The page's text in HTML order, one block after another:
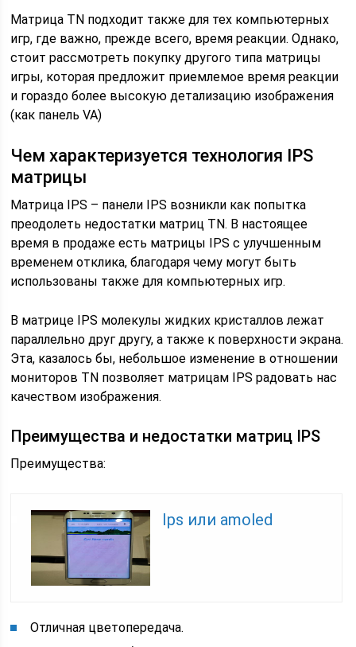
Матрица TN подходит также для тех компьютерных
игр, где важно, прежде всего, время реакции. Однако,
стоит рассмотреть покупку другого типа матрицы
игры, которая предложит приемлемое время реакции
и гораздо более высокую детализацию изображения
(как панель VA)
Чем характеризуется технология IPS
матрицы
Матрица IPS – панели IPS возникли как попытка
преодолеть недостатки матриц TN. В настоящее
время в продаже есть матрицы IPS с улучшенным
временем отклика, благодаря чему могут быть
использованы также для компьютерных игр.
В матрице IPS молекулы жидких кристаллов лежат
параллельно друг другу, а также к поверхности экрана.
Эта, казалось бы, небольшое изменение в отношении
мониторов TN позволяет матрицам IPS радовать нас
качеством изображения.
Преимущества и недостатки матриц IPS
Преимущества:
Ips или amoled
Отличная цветопередача.